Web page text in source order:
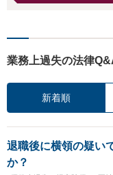
業務上過失の法律
新着順
退職後に横領の疑い
か？